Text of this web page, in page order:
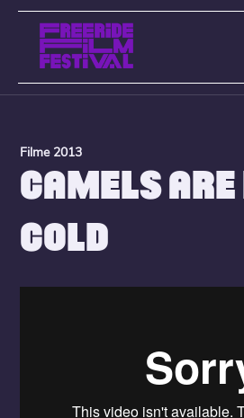
Filme 2013
CAMELS ARE
COLD